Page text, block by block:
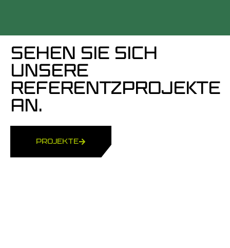
SEHEN SIE SICH
UNSERE
REFERENTZPROJEKTE
AN.
PROJEKTE